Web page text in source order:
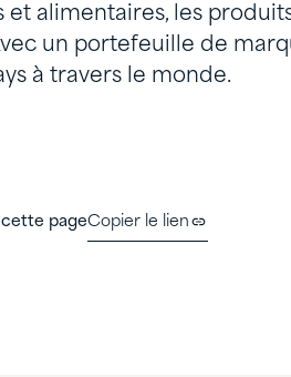
alimentaires, les
un portefeuille de
à travers le monde.
cette pageCopier le lien